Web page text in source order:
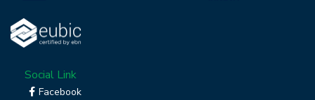
Social Link
Facebook